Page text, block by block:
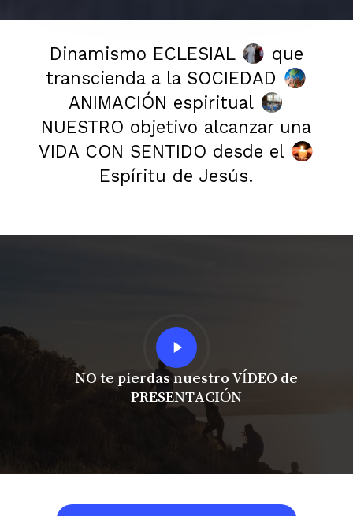
Dinamismo ECLESIAL
que
transcienda a la SOCIEDAD
ANIMACIÓN espiritual
NUESTRO objetivo alcanzar una
VIDA CON SENTIDO desde el
Espíritu de Jesús.
Play
Video
NO te pierdas nuestro VÍDEO de
PRESENTACIÓN